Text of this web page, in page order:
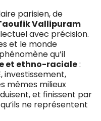
parisien, de
Vallipuram
avec précision.
et le monde
qu’il
et ethno-raciale:
investissement,
mêmes milieux
et finissent par
ne représentent